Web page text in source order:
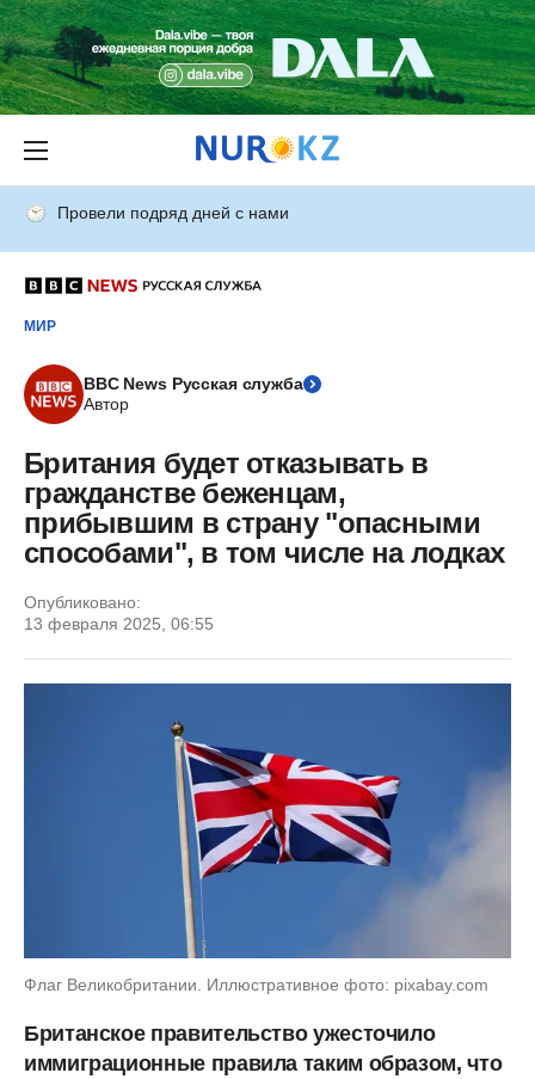
Провели подряд дней с нами
МИР
BBC News Русская служба
Автор
Британия будет отказывать в
гражданстве беженцам,
прибывшим в страну "опасными
способами", в том числе на лодках
Опубликовано:
13 февраля 2025, 06:55
Флаг Великобритании. Иллюстративное фото: pixabay.com
Британское правительство ужесточило
иммиграционные правила таким образом, что